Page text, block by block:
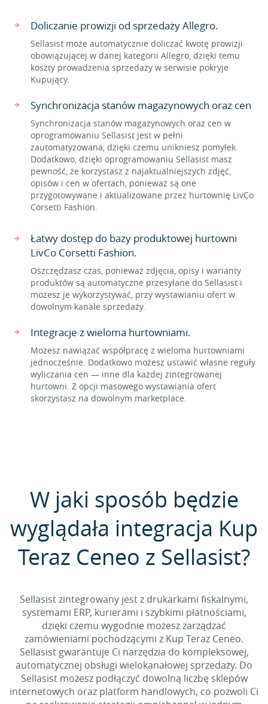
Doliczanie prowizji od sprzedaży Allegro.
Sellasist może automatycznie doliczać kwotę prowizji
obowiązującej w danej kategorii Allegro, dzięki temu
koszty prowadzenia sprzedaży w serwisie pokryje
Kupujący.
Synchronizacja stanów magazynowych oraz cen
Synchronizacja stanów magazynowych oraz cen w
oprogramowaniu Sellasist jest w pełni
zautomatyzowana, dzięki czemu unikniesz pomyłek.
Dodatkowo, dzięki oprogramowaniu Sellasist masz
pewność, że korzystasz z najaktualniejszych zdjęć,
opisów i cen w ofertach, ponieważ są one
przygotowywane i aktualizowane przez hurtownię LivCo
Corsetti Fashion.
Łatwy dostęp do bazy produktowej hurtowni
LivCo Corsetti Fashion.
Oszczędzasz czas, ponieważ zdjęcia, opisy i warianty
produktów są automatyczne przesyłane do Sellasist i
możesz je wykorzystywać, przy wystawianiu ofert w
dowolnym kanale sprzedaży.
Integracje z wieloma hurtowniami.
Możesz nawiązać współpracę z wieloma hurtowniami
jednocześnie. Dodatkowo możesz ustawić własne reguły
wyliczania cen — inne dla każdej zintegrowanej
hurtowni. Z opcji masowego wystawiania ofert
skorzystasz na dowolnym marketplace.
W jaki sposób będzie
wyglądała integracja Kup
Teraz Ceneo z Sellasist?
Sellasist zintegrowany jest z drukarkami fiskalnymi,
systemami ERP, kurierami i szybkimi płatnościami,
dzięki czemu wygodnie możesz zarządzać
zamówieniami pochodzącymi z Kup Teraz Ceneo.
Sellasist gwarantuje Ci narzędzia do kompleksowej,
automatycznej obsługi wielokanałowej sprzedaży. Do
Sellasist możesz podłączyć dowolną liczbę sklepów
internetowych oraz platform handlowych, co pozwoli Ci